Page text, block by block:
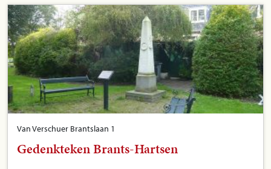
Van Verschuer Brantslaan 1
Gedenkteken Brants-Hartsen